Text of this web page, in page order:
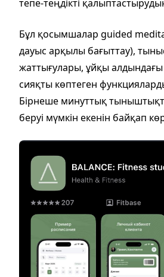
тепе-теңдікті
Бұл қосымшалар guided
дауыс арқылы бағыттау),
жаттығулары, ұйқы
сияқты көптеген
Бірнеше минуттық
беруі мүмкін екенін байқап